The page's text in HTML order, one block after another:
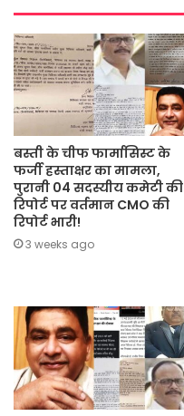
बस्ती के चीफ फार्मासिस्ट के
फर्जी हस्ताक्षर का मामला,
पुरानी 04 सदस्यीय कमेटी की
रिपोर्ट पर वर्तमान CMO की
रिपोर्ट भारी!
3 weeks ago